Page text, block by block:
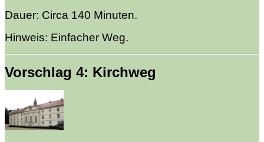
Dauer: Circa 140 Minuten.
Hinweis: Einfacher Weg.
Vorschlag 4: Kirchweg